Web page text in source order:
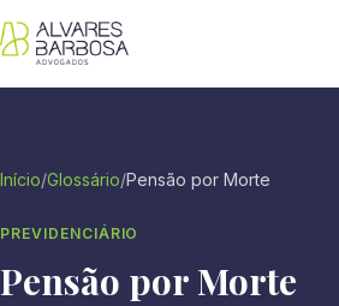
Início/Glossário/Pensão por Morte
PREVIDENCIÁRIO
Pensão por Morte